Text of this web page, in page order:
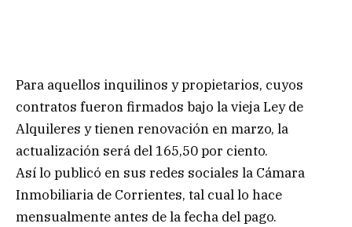
Para aquellos inquilinos y propietarios, cuyos
contratos fueron firmados bajo la vieja Ley de
Alquileres y tienen renovación en marzo, la
actualización será del 165,50 por ciento.
Así lo publicó en sus redes sociales la Cámara
Inmobiliaria de Corrientes, tal cual lo hace
mensualmente antes de la fecha del pago.